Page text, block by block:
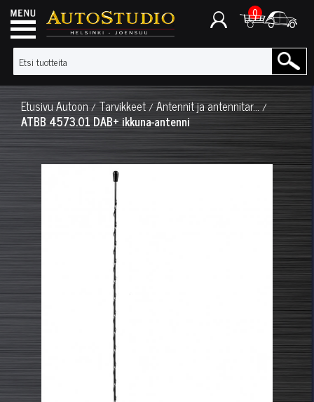
0
EtusivuAutoon/Tarvikkeet/Antennit ja antennitar... /
ATBB 4573.01 DAB+ ikkuna-antenni